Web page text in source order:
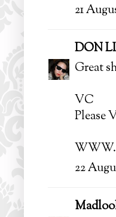
21
DON
Great
VC
Please
22